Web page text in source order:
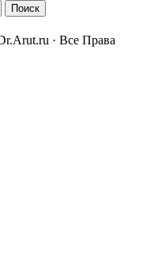
· Все Права